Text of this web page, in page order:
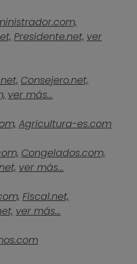
Presidente.net, ver
Consejero.net,
ver más...
Agricultura-es.com
Congelados.com,
ver más...
Fiscal.net,
ver más...